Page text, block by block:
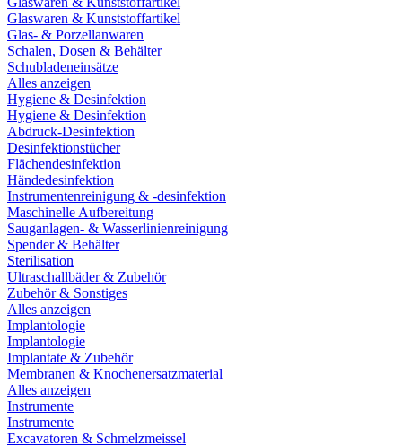
Glaswaren & Kunststoffartikel
Glas- & Porzellanwaren
Schalen, Dosen & Behälter
Schubladeneinsätze
Alles anzeigen
Hygiene & Desinfektion
Hygiene & Desinfektion
Abdruck-Desinfektion
Desinfektionstücher
Flächendesinfektion
Händedesinfektion
Instrumentenreinigung & -desinfektion
Maschinelle Aufbereitung
Sauganlagen- & Wasserlinienreinigung
Spender & Behälter
Sterilisation
Ultraschallbäder & Zubehör
Zubehör & Sonstiges
Alles anzeigen
Implantologie
Implantologie
Implantate & Zubehör
Membranen & Knochenersatzmaterial
Alles anzeigen
Instrumente
Instrumente
Excavatoren & Schmelzmeissel